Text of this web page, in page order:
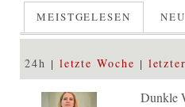
MEISTGELESEN NEU
24h letzte Woche
Dunkle